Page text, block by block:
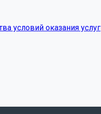
условий оказания услуг